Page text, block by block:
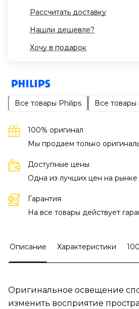
Рассчитать доставку
Нашли дешевле?
Хочу в подарок
Все товары Philips Все товары
100% оригинал
Мы продаем только
Доступные цены
Одна из лучших цен на
Гарантия
На все товары действует
Описание Характеристики
Оригинальное освещение
изменить восприятие